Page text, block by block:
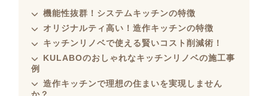
機能性抜群！システムキッチンの特徴
オリジナルティ高い！造作キッチンの特徴
キッチンリノベで使える賢いコスト削減術！
KULABOのおしゃれなキッチンリノベの施工事
例
造作キッチンで理想の住まいを実現しません